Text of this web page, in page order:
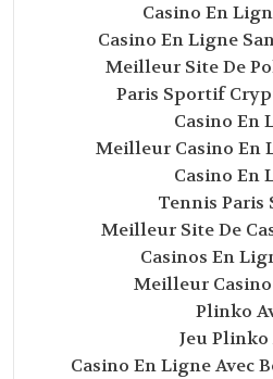
Casino En
Casino En Ligne
Meilleur Site De
Paris Sportif
Casino En
Meilleur Casino En
Casino En
Tennis Paris
Meilleur Site De
Casinos En
Meilleur
Plinko
Jeu Plinko
Casino En Ligne Avec